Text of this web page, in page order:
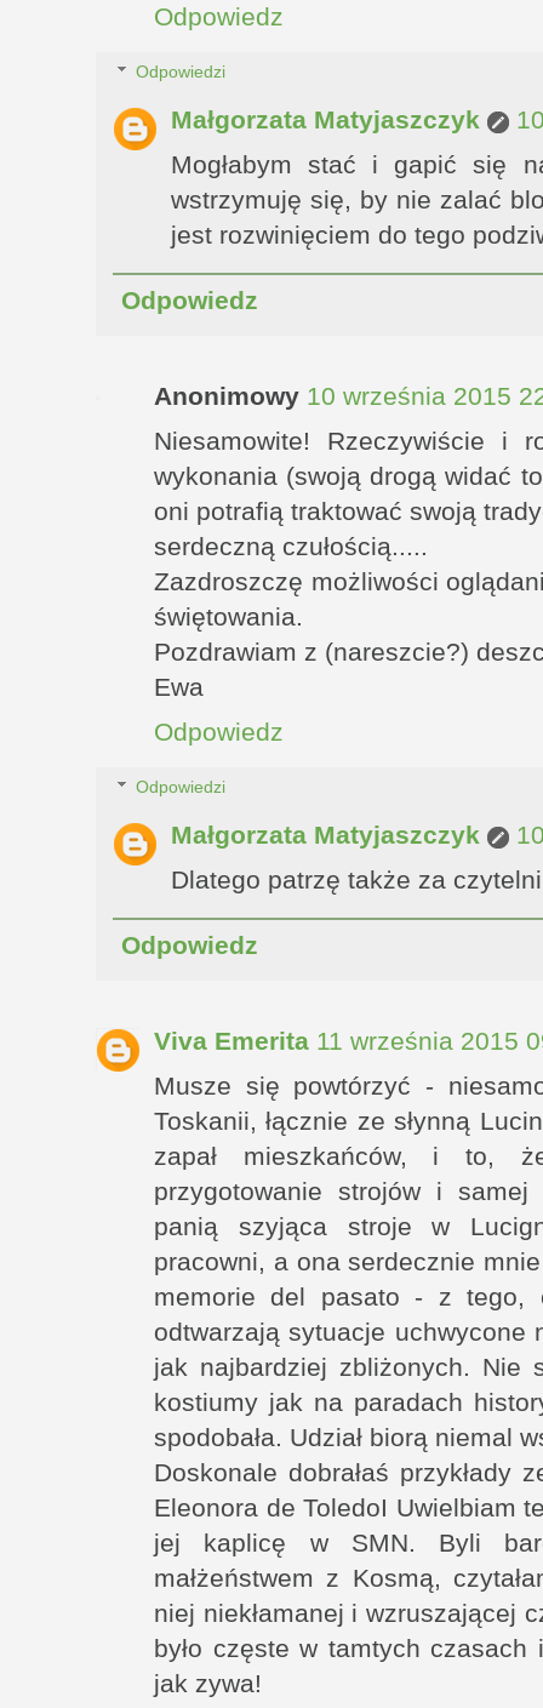
Odpowiedz
Odpowiedzi
Małgorzata Matyjaszczyk
Mogłabym stać i gapić się
wstrzymuję się, by nie zalać
jest rozwinięciem do tego
Odpowiedz
Anonimowy 10 września 2015
Niesamowite! Rzeczywiście i
wykonania (swoją drogą widać
oni potrafią traktować swoją
serdeczną czułością.....
Zazdroszczę możliwości
świętowania.
Pozdrawiam z (nareszcie?)
Ewa
Odpowiedz
Odpowiedzi
Małgorzata Matyjaszczyk
Dlatego patrzę także za
Odpowiedz
Viva Emerita 11 września 2015
Musze się powtórzyć -
Toskanii, łącznie ze słynną
zapał mieszkańców, i to,
przygotowanie strojów i samej
panią szyjąca stroje w
pracowni, a ona serdecznie
memorie del pasato - z tego,
odtwarzają sytuacje
jak najbardziej zbliżonych. Nie
kostiumy jak na paradach
spodobała. Udział biorą niemal
Doskonale dobrałaś przykłady
Eleonora de ToledoI Uwielbiam
jej kaplicę w SMN. Byli
małżeństwem z Kosmą,
niej niekłamanej i wzruszającej
było częste w tamtych
jak zywa!